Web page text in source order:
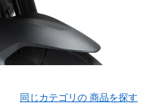
同じカテゴリの 商品を探す